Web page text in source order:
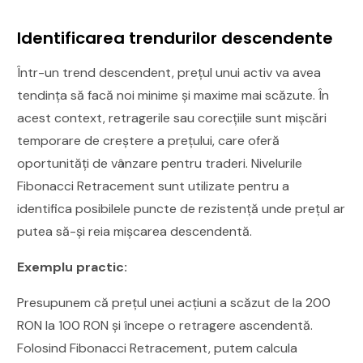
Identificarea trendurilor descendente
Într-un trend descendent, prețul unui activ va avea
tendința să facă noi minime și maxime mai scăzute. În
acest context, retragerile sau corecțiile sunt mișcări
temporare de creștere a prețului, care oferă
oportunități de vânzare pentru traderi. Nivelurile
Fibonacci Retracement sunt utilizate pentru a
identifica posibilele puncte de rezistență unde prețul ar
putea să-și reia mișcarea descendentă.
Exemplu practic:
Presupunem că prețul unei acțiuni a scăzut de la 200
RON la 100 RON și începe o retragere ascendentă.
Folosind Fibonacci Retracement, putem calcula